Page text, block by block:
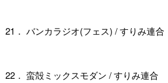
21． バンカラジオ(フェス) / すりみ連合
22． 蛮殻ミックスモダン / すりみ連合